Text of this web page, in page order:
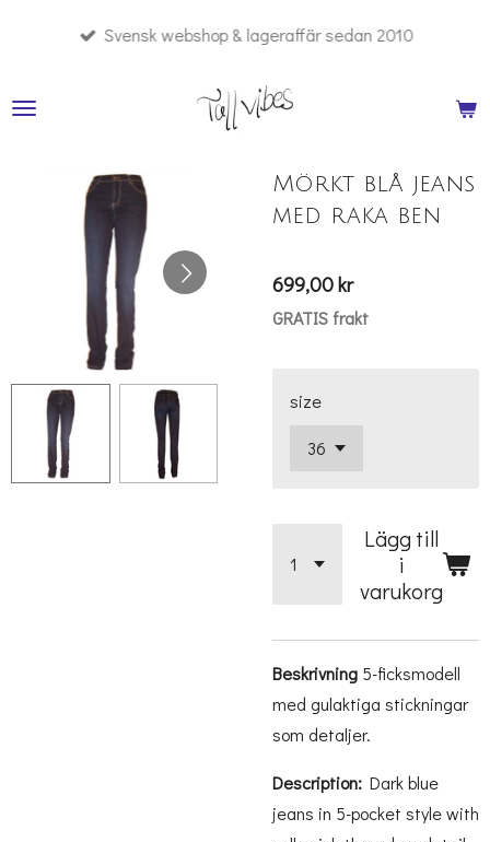
Svensk webshop & lageraffär sedan 2010
Mörkt blå jeans
med raka ben
699,00 kr
GRATIS frakt
size
Lägg till
i
varukorg
Beskrivning 5-ficksmodell
med gulaktiga stickningar
som detaljer.
Description: Dark blue
jeans in 5-pocket style with